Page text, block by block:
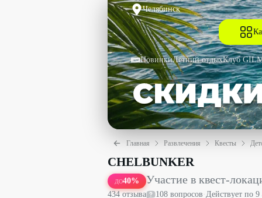
Челябинск
НовинкиЛетний отдыхКлуб
Главная Развлечения Квесты
Участие в квест-локации «Нора
CHELBUNKER
ДО40% Участие в квест-
434отзыва 108 вопросов ·Действует по 9